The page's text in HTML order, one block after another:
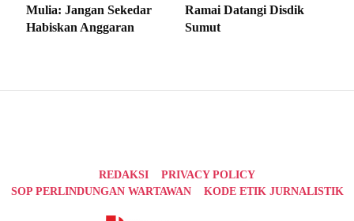
Mulia: Jangan Sekedar
Habiskan Anggaran
Ramai Datangi Disdik
Sumut
REDAKSI
PRIVACY POLICY
SOP PERLINDUNGAN WARTAWAN
KODE ETIK JURNALISTIK